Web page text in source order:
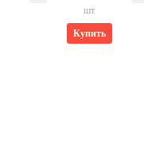
шт
Купить